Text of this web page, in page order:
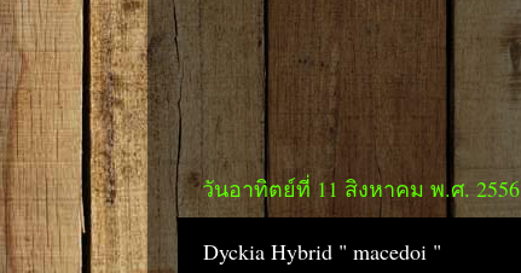
วันอาทิตย์ที่ 11 สิงหาคม พ.ศ. 2556
Dyckia Hybrid " macedoi "